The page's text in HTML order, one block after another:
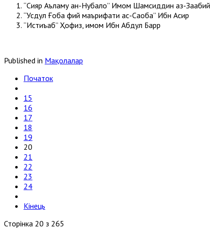
“Сияр Аъламу ан-Нубало” Имом Шамсиддин аз-Заҳабий
“Усдул Ғоба фий маърифати ас-Саҳоба” Ибн Асир
“Истиъаб” Ҳофиз, имом Ибн Абдул Барр
Published in Мақолалар
Початок
15
16
17
18
19
20
21
22
23
24
Кінець
Сторінка 20 з 265